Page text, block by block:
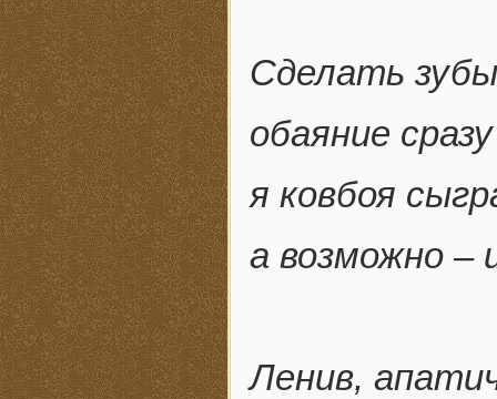
Сделать
обаяние
я ковбоя
а возможно –
Ленив,